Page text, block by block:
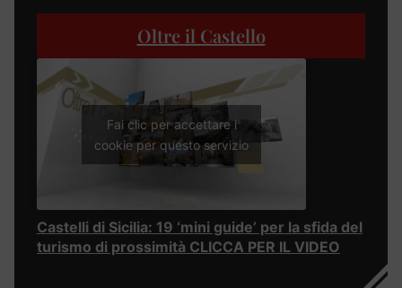
Oltre il Castello
Fai clic per accettare i
cookie per questo servizio
Castelli di Sicilia: 19 ‘mini guide’ per la sfida del
turismo di prossimità CLICCA PER IL VIDEO